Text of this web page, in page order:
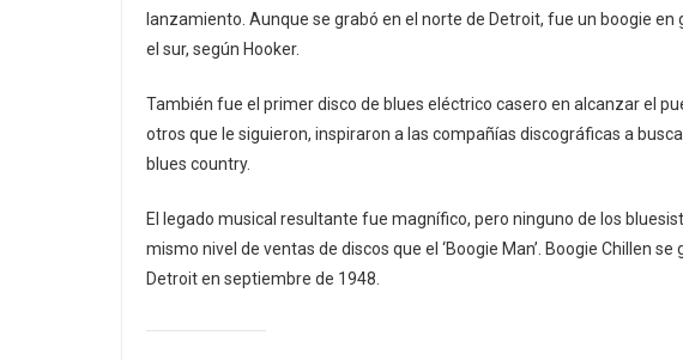
lanzamiento. Aunque se grabó en el norte de Detroit, fue un boogie
el sur, según Hooker.
También fue el primer disco de blues eléctrico casero en alcanzar el
otros que le siguieron, inspiraron a las compañías discográficas a
blues country.
El legado musical resultante fue magnífico, pero ninguno de los
mismo nivel de ventas de discos que el ‘Boogie Man’. Boogie Chillen
Detroit en septiembre de 1948.